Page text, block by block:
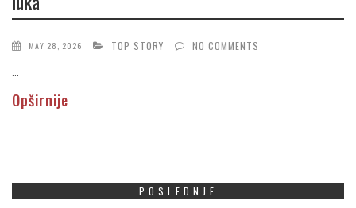
MAY 28, 2026 TOP STORY NO COMMENTS
...
Opširnije
POSLEDNJE